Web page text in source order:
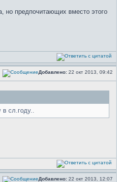
но предпочитающих вместо этого
Добавлено: 22 окт 2013, 09:42
в сл.году..
Добавлено: 22 окт 2013, 12:07